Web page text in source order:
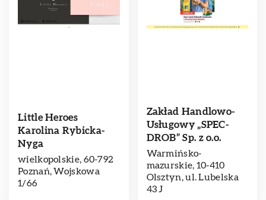
Little Heroes
Karolina Rybicka-
Nyga
wielkopolskie, 60-792
Poznań, Wojskowa
1/66
Zakład Handlowo-
Usługowy „SPEC-
DROB” Sp. z o.o.
Warmińsko-
mazurskie, 10-410
Olsztyn, ul. Lubelska
43 J